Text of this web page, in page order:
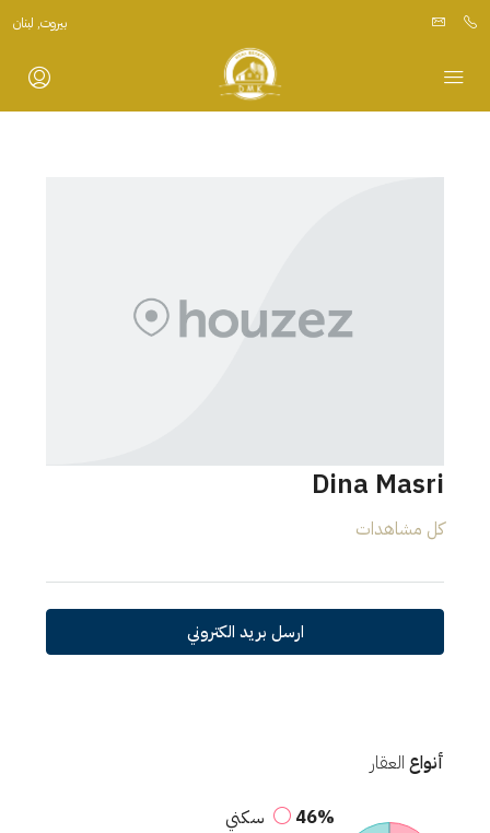
بيروت, لبنان
Dina Masri
كل مشاهدات
ارسل بريد الكتروني
أنواع العقار
46%
سكني